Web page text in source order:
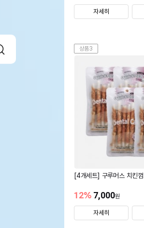
자세히
상품3
[4개세트] 구루머스 치킨
7,000원
12%
자세히